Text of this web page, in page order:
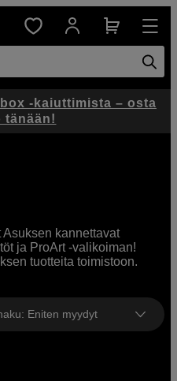
kannettavat
ja ProArt -valikoiman!
tuotteita toimistoon,
työskentelyyn. Tutustu
: Eniten myydyt
-kaiuttimista – osta
tänään!